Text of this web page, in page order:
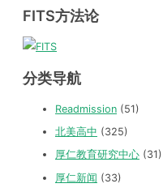
FITS方法论
分类导航
Readmission (51)
北美高中 (325)
厚仁教育研究中心 (31)
厚仁新闻 (33)